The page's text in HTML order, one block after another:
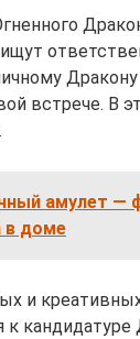
ищут
встрече. В
амулет —
в доме
и
к